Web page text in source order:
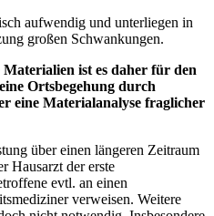
aufwendig und unterliegen in
großen Schwankungen.
ist es daher für den
Ortsbegehung durch
eine Materialanalyse fraglicher
über einen längeren Zeitraum
Hausarzt der erste
evtl. an einen
verweisen. Weitere